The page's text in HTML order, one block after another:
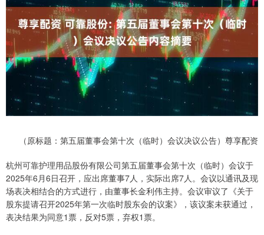
（原标题：第五届董事会第十次（临时）会议决议公告）尊享配资
杭州可靠护理用品股份有限公司第五届董事会第十次（临时）会议于
2025年6月6日召开，应出席董事7人，实际出席7人。会议以通讯及现
场表决相结合的方式进行，由董事长金利伟主持。会议审议了《关于
股东提请召开2025年第一次临时股东会的议案》，该议案未获通过，
表决结果为同意1票，反对5票，弃权1票。